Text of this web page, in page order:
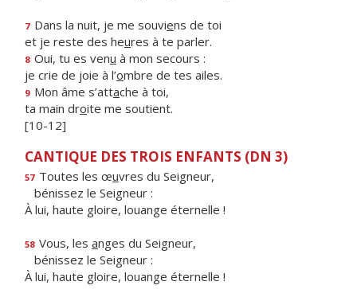
7 Dans la nuit, je me souviens de toi
et je reste des heures à te parler.
8 Oui, tu es venu à mon secours :
je crie de joie à l’ombre de tes ailes.
9 Mon âme s’attache à toi,
ta main droite me soutient.
[10-12]
CANTIQUE DES TROIS ENFANTS (DN 3)
57 Toutes les œuvres du Seigneur,
bénissez le Seigneur :
À lui, haute gloire, louange éternelle !
58 Vous, les anges du Seigneur,
bénissez le Seigneur :
À lui, haute gloire, louange éternelle !